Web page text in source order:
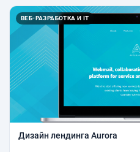
ВЕБ-РАЗРАБОТКА И IT
Дизайн лендинга Aurora